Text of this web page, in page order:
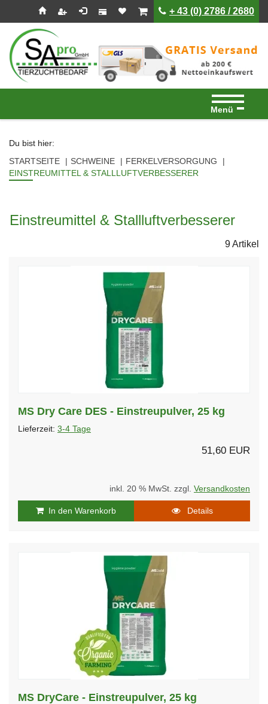
Seitenebreiche:
ist leerist leer+ 43 (0) 2786 / 2680
Menü
Du bist hier:
STARTSEITE
SCHWEINE
FERKELVERSORGUNG
EINSTREUMITTEL & STALLLUFTVERBESSERER
Einstreumittel & Stallluftverbesserer
9 Artikel
MS Dry Care DES - Einstreupulver, 25 kg
Lieferzeit: 3-4 Tage
51,60 EUR
inkl. 20 % MwSt. zzgl. Versandkosten
In den Warenkorb Details
MS DryCare - Einstreupulver, 25 kg